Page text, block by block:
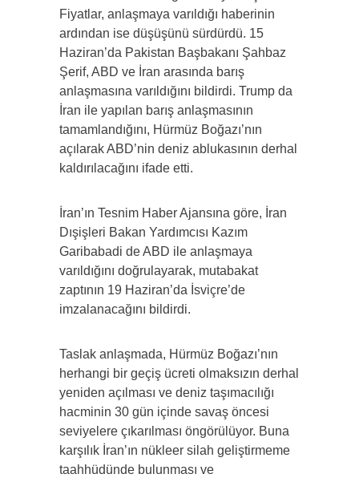
Fiyatlar, anlaşmaya varıldığı haberinin
ardından ise düşüşünü sürdürdü. 15
Haziran’da Pakistan Başbakanı Şahbaz
Şerif, ABD ve İran arasında barış
anlaşmasına varıldığını bildirdi. Trump da
İran ile yapılan barış anlaşmasının
tamamlandığını, Hürmüz Boğazı’nın
açılarak ABD’nin deniz ablukasının derhal
kaldırılacağını ifade etti.
İran’ın Tesnim Haber Ajansına göre, İran
Dışişleri Bakan Yardımcısı Kazım
Garibabadi de ABD ile anlaşmaya
varıldığını doğrulayarak, mutabakat
zaptının 19 Haziran’da İsviçre’de
imzalanacağını bildirdi.
Taslak anlaşmada, Hürmüz Boğazı’nın
herhangi bir geçiş ücreti olmaksızın derhal
yeniden açılması ve deniz taşımacılığı
hacminin 30 gün içinde savaş öncesi
seviyelere çıkarılması öngörülüyor. Buna
karşılık İran’ın nükleer silah geliştirmeme
taahhüdünde bulunması ve